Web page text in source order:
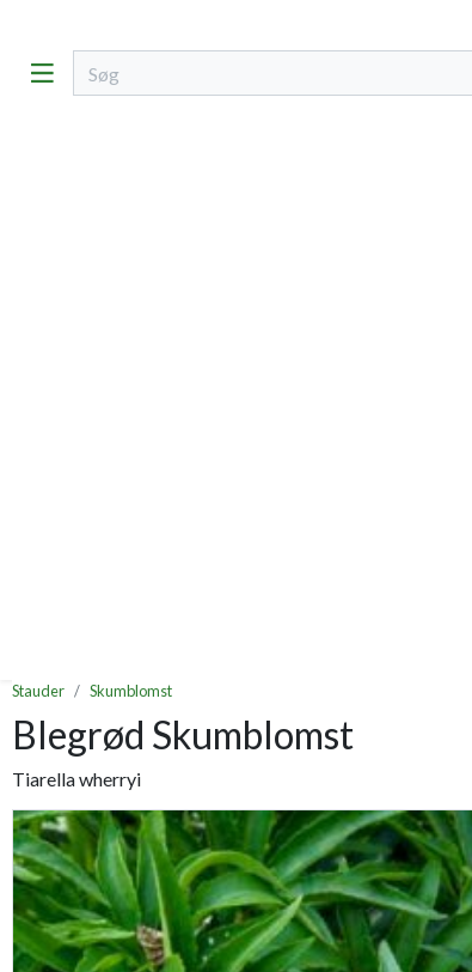
Stauder Skumblomst
Blegrød Skumblomst
Tiarella wherryi